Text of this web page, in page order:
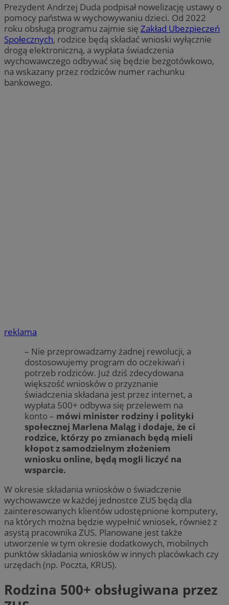
Prezydent Andrzej Duda podpisał nowelizację ustawy o
pomocy państwa w wychowywaniu dzieci. Od 2022
roku obsługą programu zajmie się Zakład Ubezpieczeń
Społecznych, rodzice będą składać wnioski wyłącznie
drogą elektroniczną, a wypłata świadczenia
wychowawczego odbywać się będzie bezgotówkowo,
na wskazany przez rodziców numer rachunku
bankowego.
reklama
– Nie przeprowadzamy żadnej rewolucji, a
dostosowujemy program do oczekiwań i
potrzeb rodziców. Już dziś zdecydowana
większość wniosków o przyznanie
świadczenia składana jest przez internet, a
wypłata 500+ odbywa się przelewem na
konto – mówi minister rodziny i polityki
społecznej Marlena Maląg i dodaje, że ci
rodzice, którzy po zmianach będą mieli
kłopot z samodzielnym złożeniem
wniosku online, będą mogli liczyć na
wsparcie.
W okresie składania wniosków o świadczenie
wychowawcze w każdej jednostce ZUS będą dla
zainteresowanych klientów udostępnione komputery,
na których można będzie wypełnić wniosek, również z
asystą pracownika ZUS. Planowane jest także
utworzenie w tym okresie dodatkowych, mobilnych
punktów składania wniosków w innych placówkach czy
urzędach (np. Poczta, KRUS).
Rodzina 500+ obsługiwana przez